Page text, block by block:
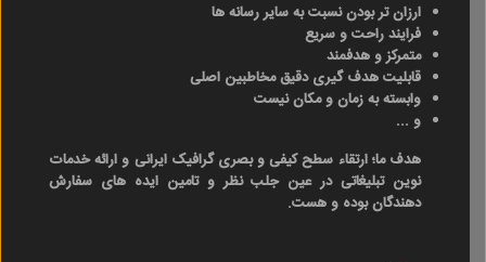
ارزان تر بودن نسبت به سایر رسانه ها
فرایند راحت و سریع
متمرکز و هدفمند
قابلیت هدف گیری دقیق مخاطبین اصلی
وابسته به زمان و مکان نیست
و ...
هدف ما؛ ارتقاء سطح کیفی و بصری گرافیک ایرانی و ارائه خدمات
نوین تبلیغاتی در عین جلب نظر و تامین ایده های سفارش
دهندگان بوده و هست.